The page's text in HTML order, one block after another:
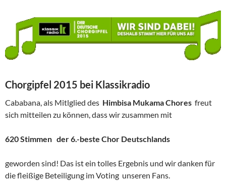
Chorgipfel 2015 bei Klassikradio
Cababana, als Mitlglied des Himbisa Mukama Chores freut
sich mitteilen zu können, dass wir zusammen mit
620 Stimmen der 6.-beste Chor Deutschlands
geworden sind! Das ist ein tolles Ergebnis und wir danken für
die fleißige Beteiligung im Voting unseren Fans.